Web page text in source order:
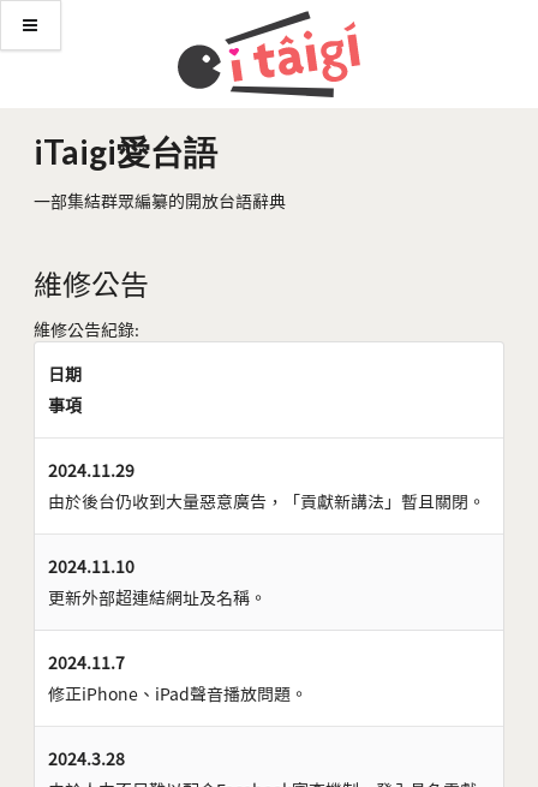
iTaigi愛台語
一部集結群眾編纂的開放台語辭典
維修公告
維修公告紀錄:
日期
事項
2024.11.29
由於後台仍收到大量惡意廣告，「貢獻新講法」暫且關閉。
2024.11.10
更新外部超連結網址及名稱。
2024.11.7
修正iPhone、iPad聲音播放問題。
2024.3.28